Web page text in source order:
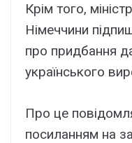
Крім того,
Німеччини
про придбання
українського
Про це
посиланням на